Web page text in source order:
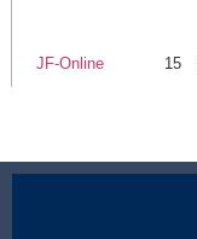
JF-Online 15